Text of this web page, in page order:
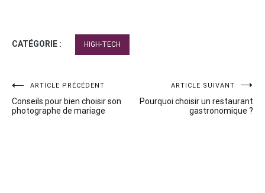
CATÉGORIE : HIGH-TECH
Navigation
de
ARTICLE PRÉCÉDENT
Conseils pour bien choisir son
photographe de mariage
ARTICLE SUIVANT
Pourquoi choisir un restaurant
gastronomique ?